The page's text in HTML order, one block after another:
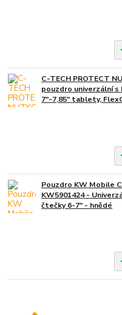
C-TECH PROTECT
pouzdro univerzální s
7"-7,85" tablety,
Pouzdro KW Mobile
KW5901424 -
čtečky 6-7" - hnědé